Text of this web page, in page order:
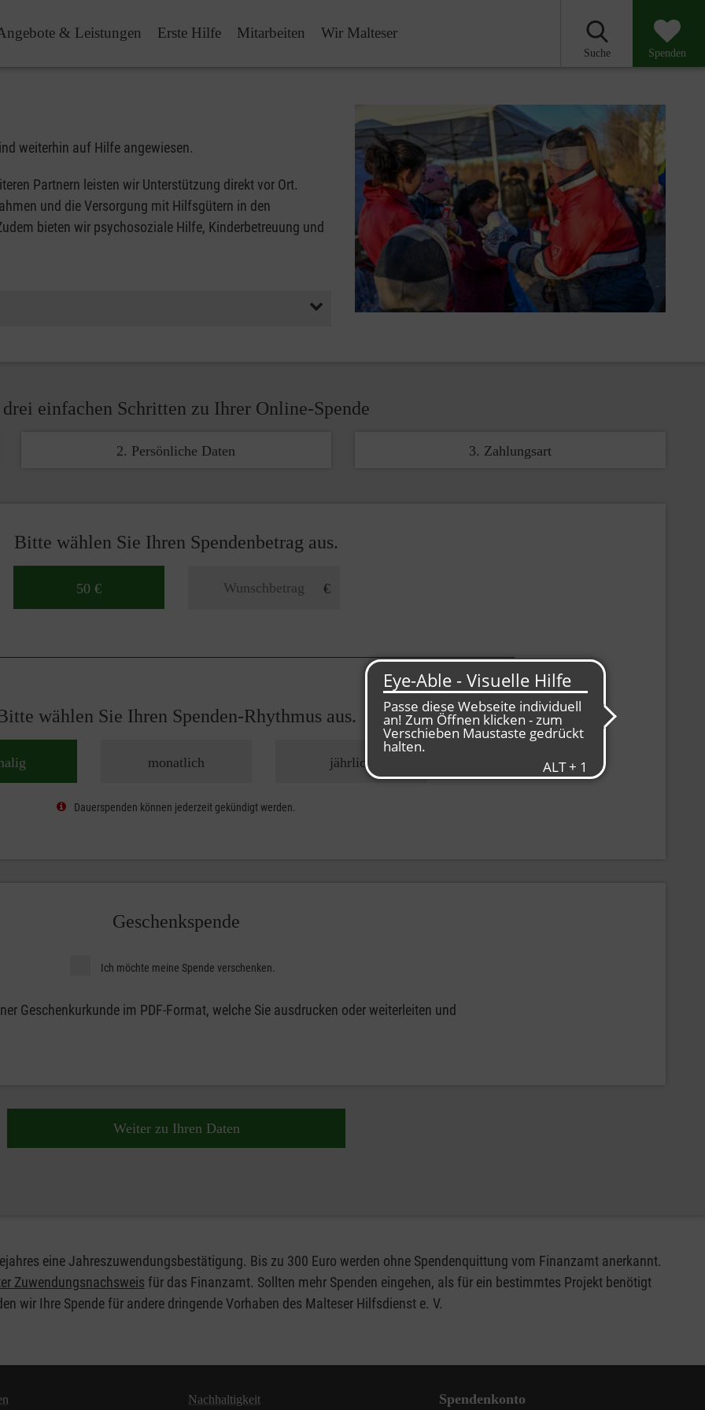
& Leistungen Erste Hilfe Mitarbeiten Wir Malteser
Suche Spenden
weiterhin auf Hilfe angewiesen.
Partnern leisten wir Unterstützung direkt vor Ort.
und die Versorgung mit Hilfsgütern in den
bieten wir psychosoziale Hilfe, Kinderbetreuung und
einfachen Schritten zu Ihrer Online-Spende
2. Persönliche Daten 3. Zahlungsart
Bitte wählen Sie Ihren Spendenbetrag aus.
50 €
wählen Sie Ihren Spenden-Rhythmus aus.
monatlich jährlich
Dauerspenden können jederzeit gekündigt werden.
Geschenkspende
Ich möchte meine Spende verschenken.
Geschenkurkunde im PDF-Format, welche Sie ausdrucken oder weiterleiten und
Weiter zu Ihren Daten
eine Jahreszuwendungsbestätigung. Bis zu 300 Euro werden ohne Spendenquittung vom Finanzamt anerkannt.
Zuwendungsnachsweis für das Finanzamt. Sollten mehr Spenden eingehen, als für ein bestimmtes Projekt benötigt
wir Ihre Spende für andere dringende Vorhaben des Malteser Hilfsdienst e. V.
Nachhaltigkeit Spendenkonto